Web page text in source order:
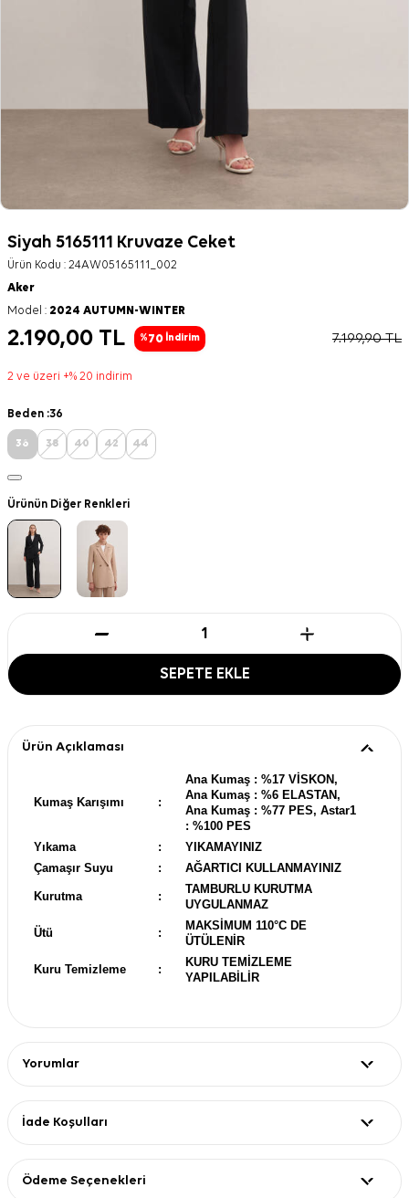
Siyah 5165111 Kruvaze Ceket
Ürün Kodu : 24AW05165111_002
Aker
Model : 2024 AUTUMN-WINTER
2.190,00 TL %70 İndirim 7.199,90TL
2 ve üzeri +% 20 indirim
Beden :36
36 38 40 42 44
Ürünün Diğer Renkleri
SEPETE EKLE
Ürün Açıklaması
Kumaş Karışımı :
Ana Kumaş : %17 VİSKON,
Ana Kumaş : %6 ELASTAN,
Ana Kumaş : %77 PES, Astar1
: %100 PES
Yıkama
:
YIKAMAYINIZ
Çamaşır Suyu
: AĞARTICI KULLANMAYINIZ
Kurutma :
TAMBURLU KURUTMA
UYGULANMAZ
Ütü :
MAKSİMUM 110°C DE
ÜTÜLENİR
Kuru Temizleme :
KURU TEMİZLEME
YAPILABİLİR
Yorumlar
İade Koşulları
Ödeme Seçenekleri